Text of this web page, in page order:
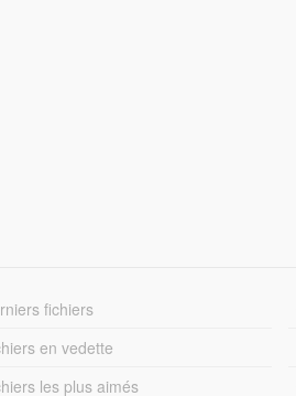
fichiers
en vedette
les plus aimés